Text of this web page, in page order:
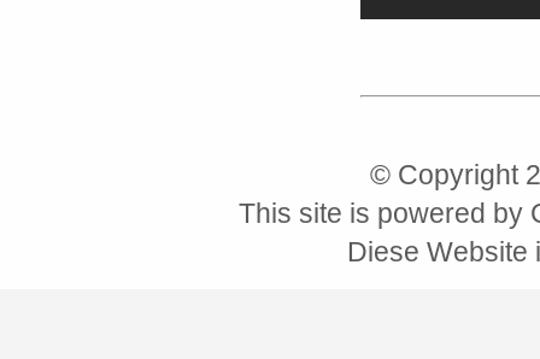
© Copyright
This site is powered by
Diese Website